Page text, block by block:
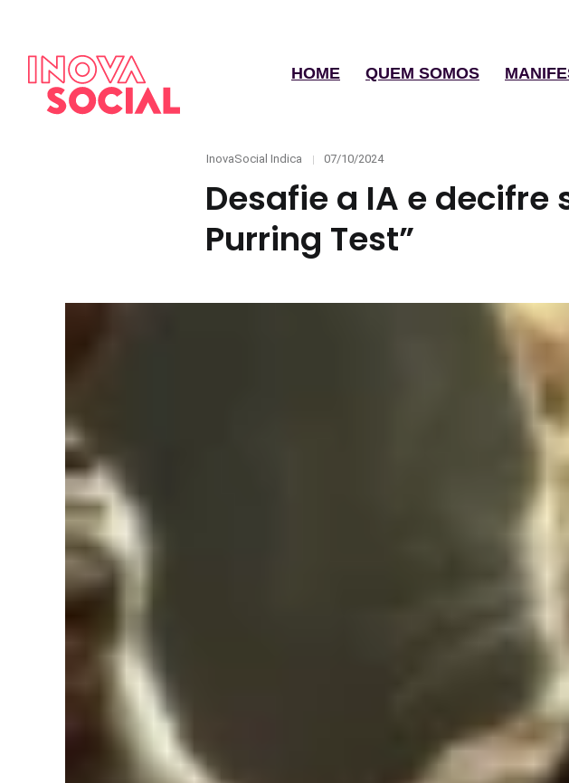
HOME QUEM SOMOS
Categories
InovaSocial Indica
Posted
07/10/2024
Desafie a IA e decifre
Purring Test”